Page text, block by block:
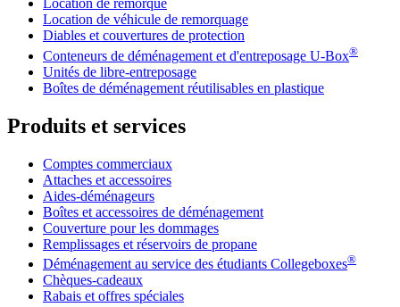
Location de remorque
Location de véhicule de remorquage
Diables et couvertures de protection
Conteneurs de déménagement et d'entreposage U-Box®
Unités de libre-entreposage
Boîtes de déménagement réutilisables en plastique
Produits et services
Comptes commerciaux
Attaches et accessoires
Aides-déménageurs
Boîtes et accessoires de déménagement
Couverture pour les dommages
Remplissages et réservoirs de propane
Déménagement au service des étudiants Collegeboxes®
Chèques-cadeaux
Rabais et offres spéciales